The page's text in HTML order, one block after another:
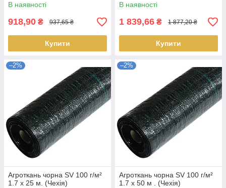
В наявності
918,90 ₴ 937,65 ₴
Купити
В наявності
1 839,66 ₴ 1 877,20 ₴
Купити
–2%
Агроткань чорна SV 100 г/м²
1.7 х 25 м. (Чехія)
–2%
Агроткань чорна SV 100 г/м²
1.7 х 50 м . (Чехія)